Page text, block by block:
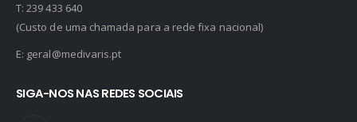
T:239 433 640
(Custo de uma chamada para a rede fixa nacional)
E: geral@medivaris.pt
SIGA-NOS NAS REDES SOCIAIS